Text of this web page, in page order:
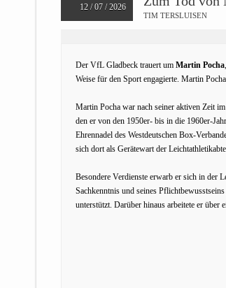
12 / 07 / 2026
TIM TERSLUISEN
Der VfL Gladbeck trauert um Martin Pocha
Weise für den Sport engagierte. Martin
Martin Pocha war nach seiner aktiven Zeit
den er von den 1950er- bis in die 1960er-
Ehrennadel des Westdeutschen Box-
sich dort als Gerätewart der
Besondere Verdienste erwarb er sich in der
Sachkenntnis und seines
unterstützt. Darüber hinaus arbeitete er